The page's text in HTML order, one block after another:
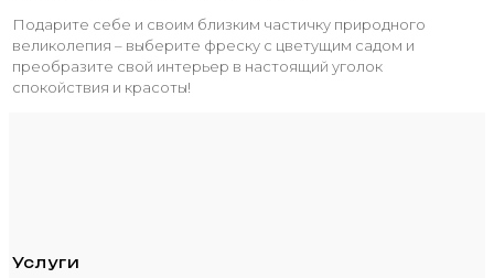
Подарите себе и своим близким частичку природного
великолепия – выберите фреску с цветущим садом и
преобразите свой интерьер в настоящий уголок
спокойствия и красоты!
Услуги